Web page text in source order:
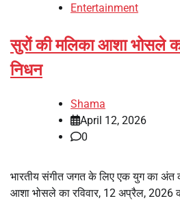
Entertainment
सुरों की मलिका आशा भोसले
निधन
Shama
April 12, 2026
0
भारतीय संगीत जगत के लिए एक युग का अंत
आशा भोसले का रविवार, 12 अप्रैल, 2026